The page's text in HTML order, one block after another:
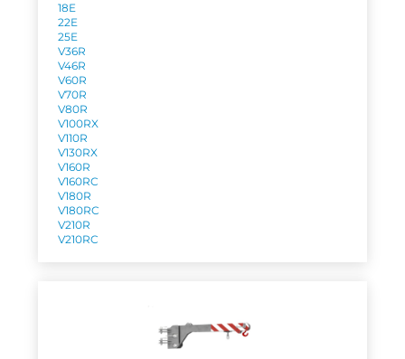
18E
22E
25E
V36R
V46R
V60R
V70R
V80R
V100RX
V110R
V130RX
V160R
V160RC
V180R
V180RC
V210R
V210RC